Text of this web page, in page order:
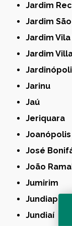
Jardim
Jardim
Jardim
Jardim
Jarinu
Jaú
Jeriquara
Joanópolis
José
João
Jumirim
Jundiapeba
Jundiaí